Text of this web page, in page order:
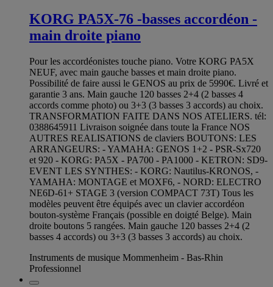
KORG PA5X-76 -basses accordéon -
main droite piano
Pour les accordéonistes touche piano. Votre KORG PA5X
NEUF, avec main gauche basses et main droite piano.
Possibilité de faire aussi le GENOS au prix de 5990€. Livré et
garantie 3 ans. Main gauche 120 basses 2+4 (2 basses 4
accords comme photo) ou 3+3 (3 basses 3 accords) au choix.
TRANSFORMATION FAITE DANS NOS ATELIERS. tél:
0388645911 Livraison soignée dans toute la France NOS
AUTRES REALISATIONS de claviers BOUTONS: LES
ARRANGEURS: - YAMAHA: GENOS 1+2 - PSR-Sx720
et 920 - KORG: PA5X - PA700 - PA1000 - KETRON: SD9-
EVENT LES SYNTHES: - KORG: Nautilus-KRONOS, -
YAMAHA: MONTAGE et MOXF6, - NORD: ELECTRO
NE6D-61+ STAGE 3 (version COMPACT 73T) Tous les
modèles peuvent être équipés avec un clavier accordéon
bouton-système Français (possible en doigté Belge). Main
droite boutons 5 rangées. Main gauche 120 basses 2+4 (2
basses 4 accords) ou 3+3 (3 basses 3 accords) au choix.
Instruments de musique Mommenheim - Bas-Rhin
Professionnel